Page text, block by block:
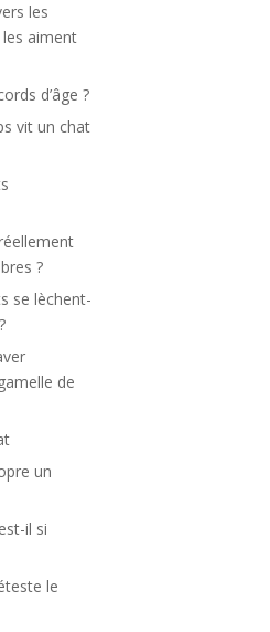
les
aiment
d’âge ?
vit un chat
?
se lèchent-
de
un
il si
le